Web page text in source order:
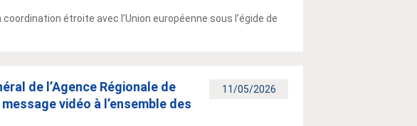
étroite avec l’Union européenne sous l’égide de
11/05/2026
de l’Agence Régionale de
vidéo à l’ensemble des